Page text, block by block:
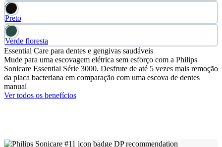
Preto
Verde floresta
Essential Care para dentes e gengivas saudáveis
Mude para uma escovagem elétrica sem esforço com a Philips
Sonicare Essential Série 3000. Desfrute de até 5 vezes mais remoção
da placa bacteriana em comparação com uma escova de dentes
manual
Ver todos os benefícios